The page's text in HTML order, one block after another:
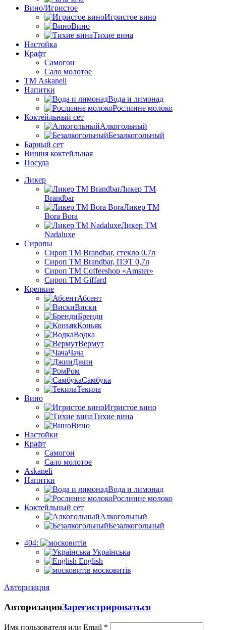
Вино/Игристое
Игристое вино
Вино
Тихие вина
Настойка
Крафт
Самогон
Сало молотое
ТМ Askaneli
Напитки
Вода и лимонад
Рослинне молоко
Коктейльный сет
Алкогольный
Безалкогольный
Барный сет
Вишня коктейльная
Посуда
Ликер
Ликер ТМ
Brandbar
Ликер ТМ
Bora Bora
Ликер ТМ
Nadaluxe
Сиропы
Сироп TM Brandbar, стекло 0.7л
Сироп TM Brandbar, ПЭТ 0,7л
Сироп TM Coffeeshop «Amster»
Сироп TM Giffard
Крепкие
Абсент
Виски
Бренди
Коньяк
Водка
Вермут
Чача
Джин
Ром
Самбука
Текила
Вино
Игристое вино
Тихие вина
Вино
Настойки
Крафт
Самогон
Сало молотое
Askaneli
Напитки
Вода и лимонад
Рослинне молоко
Коктейльный сет
Алкогольный
Безалкогольный
404:
Українська
English
московитів
Авторизация
АвторизацияЗарегистрироваться
Имя пользователя или Email *